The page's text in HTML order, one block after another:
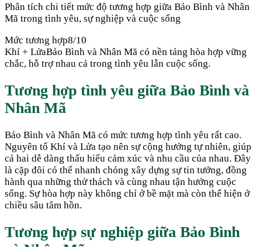
Phân tích chi tiết mức độ tương hợp giữa Bảo Bình và Nhân
Mã trong tình yêu, sự nghiệp và cuộc sống
Mức tương hợp8/10
Khí + LửaBảo Bình và Nhân Mã có nền tảng hòa hợp vững
chắc, hỗ trợ nhau cả trong tình yêu lẫn cuộc sống.
Tương hợp tình yêu giữa Bảo Bình và
Nhân Mã
Bảo Bình và Nhân Mã có mức tương hợp tình yêu rất cao.
Nguyên tố Khí và Lửa tạo nên sự cộng hưởng tự nhiên, giúp
cả hai dễ dàng thấu hiểu cảm xúc và nhu cầu của nhau. Đây
là cặp đôi có thể nhanh chóng xây dựng sự tin tưởng, đồng
hành qua những thử thách và cùng nhau tận hưởng cuộc
sống. Sự hòa hợp này không chỉ ở bề mặt mà còn thể hiện ở
chiều sâu tâm hồn.
Tương hợp sự nghiệp giữa Bảo Bình